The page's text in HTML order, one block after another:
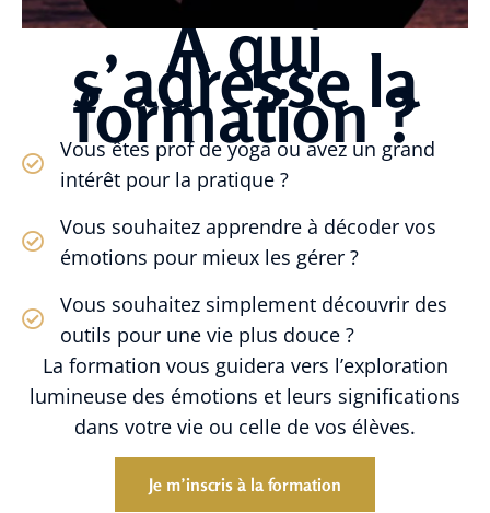
À qui
s’adresse la
formation ?
Vous êtes prof de yoga ou avez un grand
intérêt pour la pratique ?
Vous souhaitez apprendre à décoder vos
émotions pour mieux les gérer ?
Vous souhaitez simplement découvrir des
outils pour une vie plus douce ?
La formation vous guidera vers l’exploration
lumineuse des émotions et leurs significations
dans votre vie ou celle de vos élèves.
Je m’inscris à la formation